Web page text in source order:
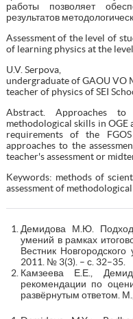
работы позволяет
результатов
Assessment of the level of
of learning physics at the
U.V. Serpova,
undergraduate of GAOU VO
teacher of physics of SEI
Abstract. Approaches
methodological skills in OGE
requirements of the
approaches to the
teacher's assessment or
Keywords: methods of
assessment of methodological
Демидова М.Ю.
умений в рамках
Вестник
2011. № 3(3). – с. 32–35.
Камзеева Е.Е.,
рекомендации по
развёрнутым ответом.